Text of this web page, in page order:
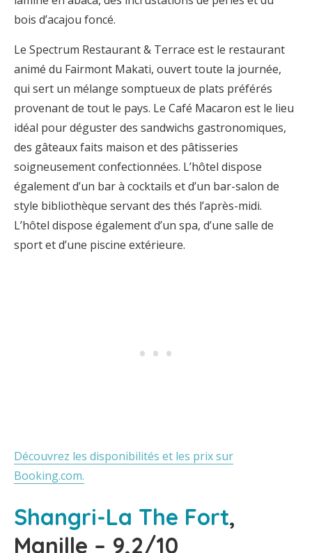
bois d’acajou foncé.
Le Spectrum Restaurant & Terrace est le restaurant
animé du Fairmont Makati, ouvert toute la journée,
qui sert un mélange somptueux de plats préférés
provenant de tout le pays. Le Café Macaron est le lieu
idéal pour déguster des sandwichs gastronomiques,
des gâteaux faits maison et des pâtisseries
soigneusement confectionnées. L’hôtel dispose
également d’un bar à cocktails et d’un bar-salon de
style bibliothèque servant des thés l’après-midi.
L’hôtel dispose également d’un spa, d’une salle de
sport et d’une piscine extérieure.
Découvrez les disponibilités et les prix sur
Booking.com.
Shangri-La The Fort,
Manille – 9,2/10